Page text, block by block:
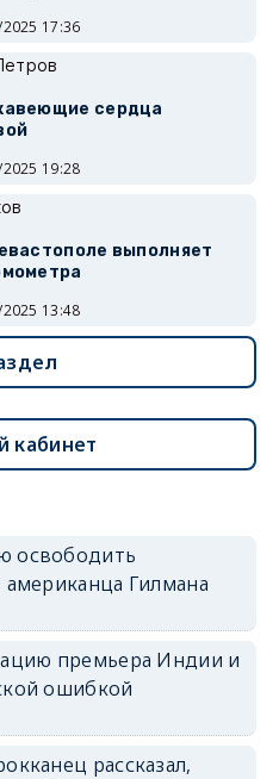
17:36
сердца
19:28
выполняет
13:48
кабинет
освободить
Гилмана
премьера Индии и
ошибкой
рассказал,